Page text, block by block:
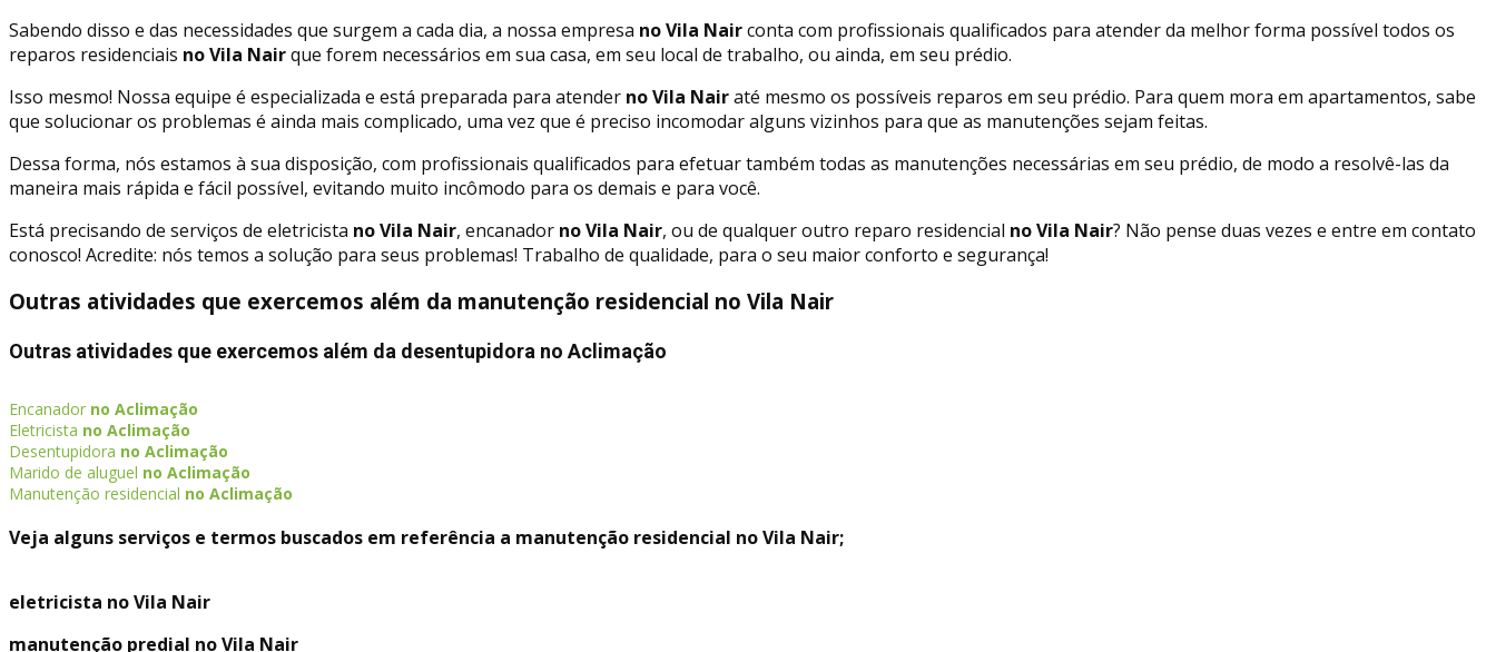
Sabendo disso e das necessidades que surgem a cada dia, a nossa empresa no Vila Nairconta com profissionais qualificados para atender da melhor forma possível todos os
reparos residenciais no Vila Nairque forem necessários em sua casa, em seu local de trabalho, ou ainda, em seu prédio.
Isso mesmo! Nossa equipe é especializada e está preparada para atender no Vila Nairaté mesmo os possíveis reparos em seu prédio. Para quem mora em apartamentos, sabe
que solucionar os problemas é ainda mais complicado, uma vez que é preciso incomodar alguns vizinhos para que as manutenções sejam feitas.
Dessa forma, nós estamos à sua disposição, com profissionais qualificados para efetuar também todas as manutenções necessárias em seu prédio, de modo a resolvê-las da
maneira mais rápida e fácil possível, evitando muito incômodo para os demais e para você.
Está precisando de serviços de eletricista no Vila Nair, encanador no Vila Nair, ou de qualquer outro reparo residencial no Vila Nair? Não pense duas vezes e entre em contato
conosco! Acredite: nós temos a solução para seus problemas! Trabalho de qualidade, para o seu maior conforto e segurança!
Outras atividades que exercemos além da manutenção residencial no Vila Nair
Outras atividades que exercemos além da desentupidora no Aclimação
Encanador no Aclimação
Eletricista no Aclimação
Desentupidora no Aclimação
Marido de aluguel no Aclimação
Manutenção residencial no Aclimação
Veja alguns serviços e termos buscados em referência a manutenção residencial no Vila Nair;
eletricista no Vila Nair
manutenção predial no Vila Nair